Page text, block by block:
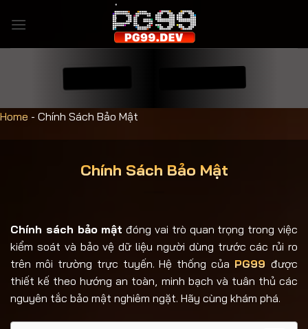
qua
Home - Chính Sách Bảo Mật
Chính Sách Bảo Mật
Chính sách bảo mật đóng vai trò quan trọng trong việc
kiểm soát và bảo vệ dữ liệu người dùng trước các rủi ro
trên môi trường trực tuyến. Hệ thống của PG99 được
thiết kế theo hướng an toàn, minh bạch và tuân thủ các
nguyên tắc bảo mật nghiêm ngặt. Hãy cùng khám phá.